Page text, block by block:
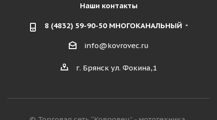
Наши контакты
8 (4832) 59-90-50 МНОГОКАНАЛЬНЫЙ
info@kovrovec.ru
г. Брянск ул. Фокина,1